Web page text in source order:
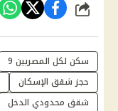
شارك
سكن لكل المصريين 9
حجز شقق الإسكان
شقق محدودي الدخل